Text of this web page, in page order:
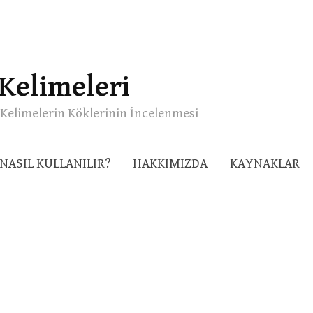
Kelimelerin Köklerinin İncelenmesi
NASIL KULLANILIR? HAKKIMIZDA KAYNAKLAR